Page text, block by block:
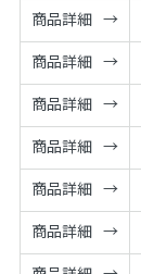
商品詳細
商品詳細
商品詳細
商品詳細
商品詳細
商品詳細